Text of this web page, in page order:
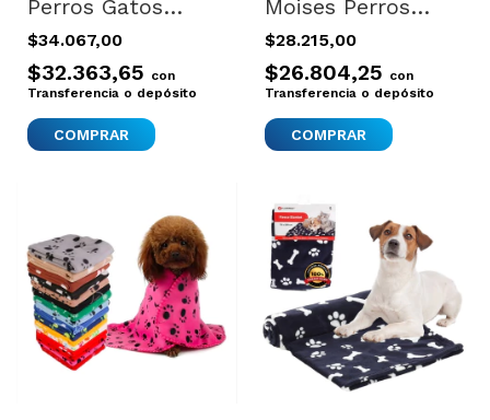
Perros Gatos
Importada Dog
Pequeña U Ful
Azul
$34.067,00
$32.363,65 con
Transferencia o depósito
Moises Perros
Gatos Excelente
Calidad 30 Cm
Color Gris Diseño
Redondo
$28.215,00
$26.804,25 con
Transferencia o depósito